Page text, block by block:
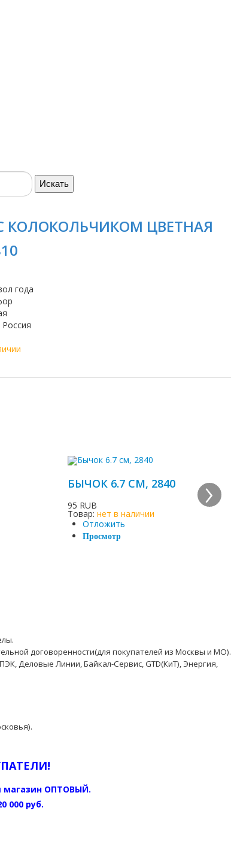
КОЛОКОЛЬЧИКОМ ЦВЕТНАЯ
года
Россия
БЫЧОК 6.7 СМ, 2840
95 RUB
Товар: нет в наличии
Отложить
Просмотр
›
договоренности(для покупателей из Москвы и МО).
Деловые Линии, Байкал-Сервис, GTD(КиТ), Энергия,
ОПТОВЫЙ.
000 руб.